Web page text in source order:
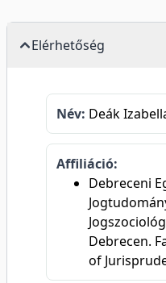
Elérhetőség
Név: Deák
Affiliáció:
Debreceni
Debrecen.
of